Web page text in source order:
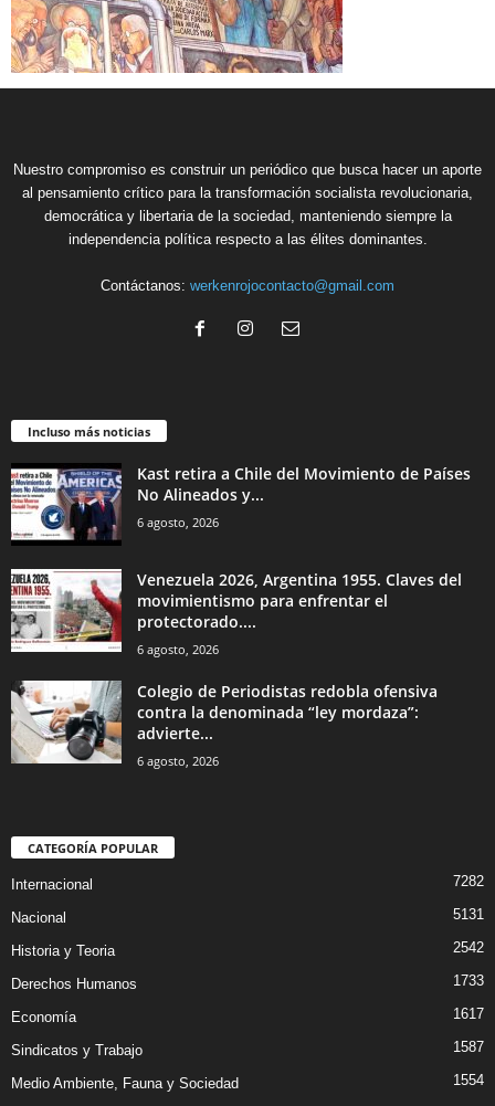
Nuestro compromiso es construir un periódico que busca hacer un aporte
al pensamiento crítico para la transformación socialista revolucionaria,
democrática y libertaria de la sociedad, manteniendo siempre la
independencia política respecto a las élites dominantes.
Contáctanos: werkenrojocontacto@gmail.com
Incluso más noticias
Kast retira a Chile del Movimiento de Países
No Alineados y...
6 agosto, 2026
Venezuela 2026, Argentina 1955. Claves del
movimientismo para enfrentar el
protectorado....
6 agosto, 2026
Colegio de Periodistas redobla ofensiva
contra la denominada “ley mordaza”:
advierte...
6 agosto, 2026
CATEGORÍA POPULAR
Internacional 7282
Nacional 5131
Historia y Teoria 2542
Derechos Humanos 1733
Economía 1617
Sindicatos y Trabajo 1587
Medio Ambiente, Fauna y Sociedad 1554